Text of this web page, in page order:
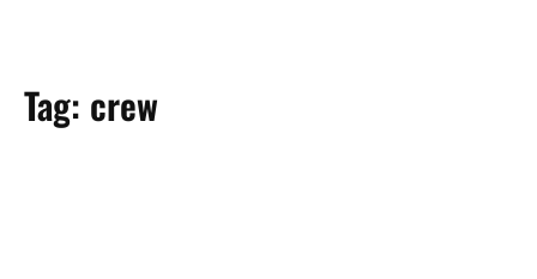
Tag: crew